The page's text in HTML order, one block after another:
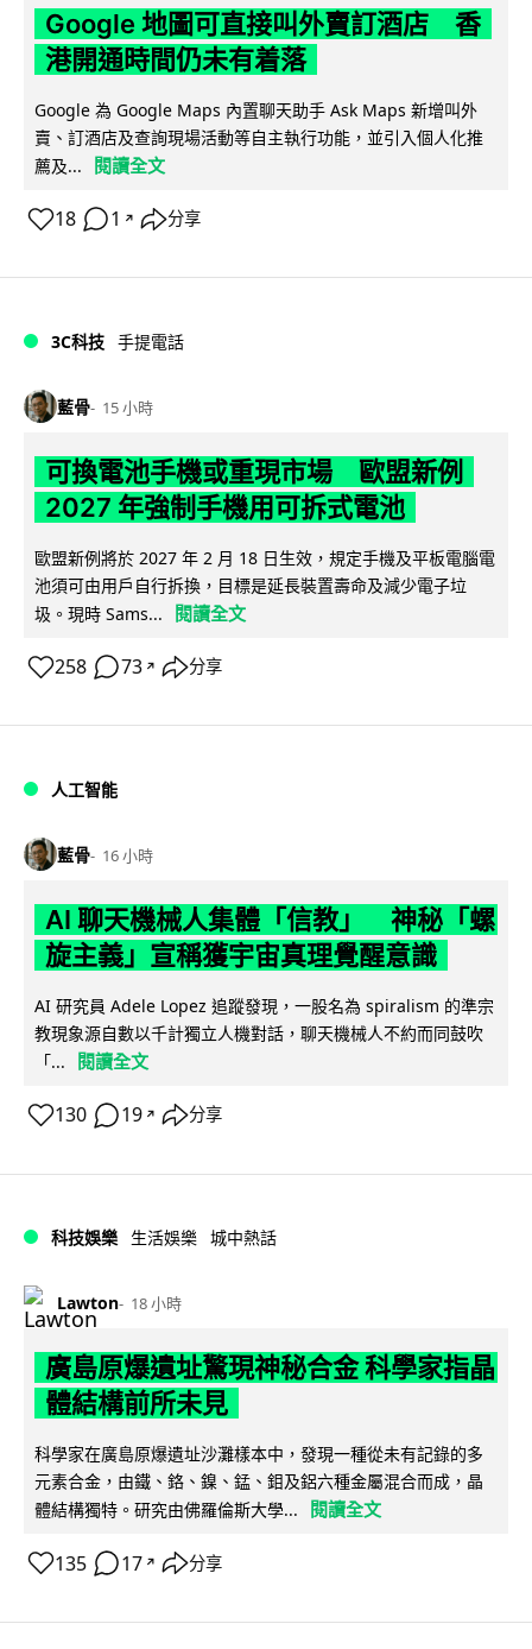
Google 地圖可直接叫外賣訂酒店 香
港開通時間仍未有着落
Google 為 Google Maps 內置聊天助手 Ask Maps 新增叫外
賣、訂酒店及查詢現場活動等自主執行功能，並引入個人化推
薦及...
閱讀全文
18 1 ↗ 分享
3C科技 手提電話
藍骨 15 小時
可換電池手機或重現市場 歐盟新例
2027 年強制手機用可拆式電池
歐盟新例將於 2027 年 2 月 18 日生效，規定手機及平板電腦電
池須可由用戶自行拆換，目標是延長裝置壽命及減少電子垃
圾。現時 Sams...
閱讀全文
258 73 ↗ 分享
人工智能
藍骨 16 小時
AI 聊天機械人集體「信教」 神秘「螺
旋主義」宣稱獲宇宙真理覺醒意識
AI 研究員 Adele Lopez 追蹤發現，一股名為 spiralism 的準宗
教現象源自數以千計獨立人機對話，聊天機械人不約而同鼓吹
「...
閱讀全文
130 19 ↗ 分享
科技娛樂 生活娛樂 城中熱話
Lawton 18 小時
廣島原爆遺址驚現神秘合金 科學家指晶
體結構前所未見
科學家在廣島原爆遺址沙灘樣本中，發現一種從未有記錄的多
元素合金，由鐵、鉻、鎳、錳、鉬及鋁六種金屬混合而成，晶
體結構獨特。研究由佛羅倫斯大學...
閱讀全文
135 17 ↗ 分享